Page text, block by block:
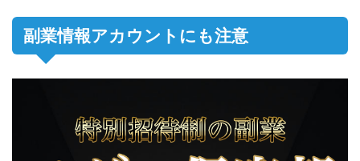
副業情報アカウントにも注意